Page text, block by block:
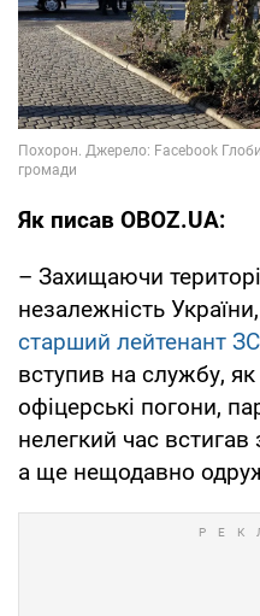
Як писав OBOZ.UA:
– Захищаючи
незалежність України,
старший лейтенант
вступив на службу,
офіцерські погони,
нелегкий час
а ще нещодавно